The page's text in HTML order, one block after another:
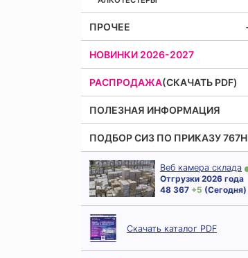
ПРОЧЕЕ
НОВИНКИ 2026-2027
РАСПРОДАЖА(СКАЧАТЬ PDF)
ПОЛЕЗНАЯ ИНФОРМАЦИЯ
ПОДБОР СИЗ ПО ПРИКАЗУ 767Н
Веб камера склада
Отгрузки 2026 года
48 367 + 5 (Сегодня)
Скачать каталог PDF